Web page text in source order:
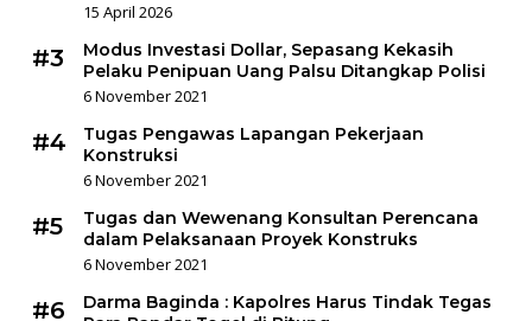
15 April 2026
#3
Modus Investasi Dollar, Sepasang Kekasih
Pelaku Penipuan Uang Palsu Ditangkap Polisi
6 November 2021
#4
Tugas Pengawas Lapangan Pekerjaan
Konstruksi
6 November 2021
#5
Tugas dan Wewenang Konsultan Perencana
dalam Pelaksanaan Proyek Konstruks
6 November 2021
#6
Darma Baginda : Kapolres Harus Tindak Tegas